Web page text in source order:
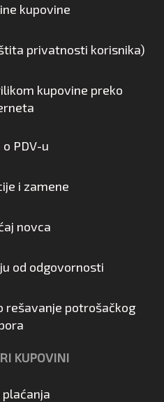
kupovine
privatnosti korisnika)
kupovine preko
PDV-u
i zamene
novca
od odgovornosti
rešavanje potrošačkog
KUPOVINI
plaćanja